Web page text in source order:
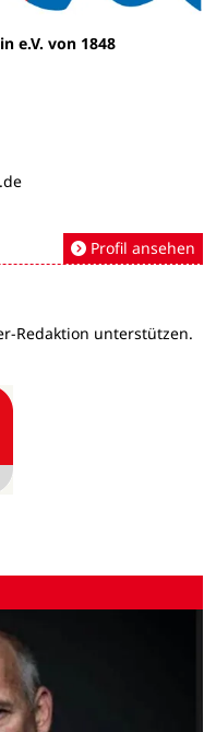
e.V. von 1848
Profil ansehen
Redaktion unterstützen.